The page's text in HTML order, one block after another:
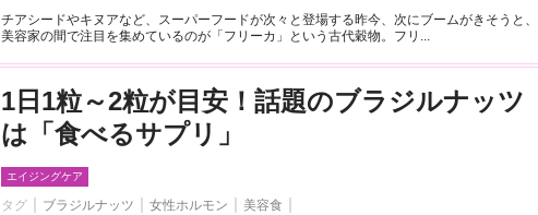
チアシードやキヌアなど、スーパーフードが次々と登場する昨今、次にブームがきそうと、
美容家の間で注目を集めているのが「フリーカ」という古代穀物。フリ...
1日1粒～2粒が目安！話題のブラジルナッツ
は「食べるサプリ」
エイジングケア
タグ ブラジルナッツ 女性ホルモン
美容食